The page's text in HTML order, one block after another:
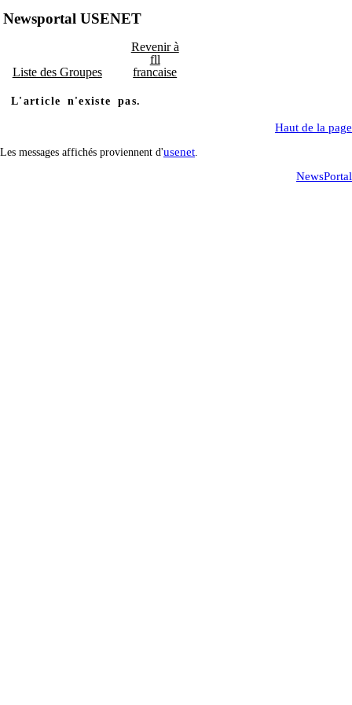
Newsportal USENET
Liste des Groupes
Revenir à
fll
francaise
L'article n'existe pas.
Haut de la page
Les messages affichés proviennent d'usenet
NewsPortal